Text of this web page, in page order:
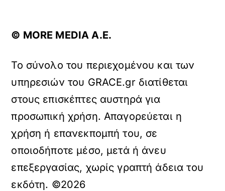
© ΜORE MEDIA Α.Ε.
Το σύνολο του περιεχομένου και των
υπηρεσιών του GRACE.gr διατίθεται
στους επισκέπτες αυστηρά για
προσωπική χρήση. Απαγορεύεται η
χρήση ή επανεκπομπή του, σε
οποιοδήποτε μέσο, μετά ή άνευ
επεξεργασίας, χωρίς γραπτή άδεια του
εκδότη. ©2026